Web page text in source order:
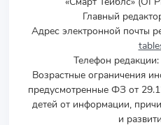
Главный
Адрес электронной почты
Телефон редакции:
Возрастные ограничения
предусмотренные ФЗ от
детей от информации,
и